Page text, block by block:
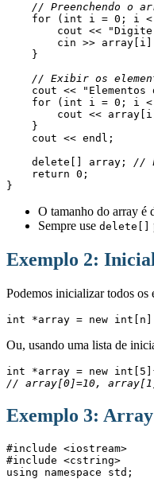
// Preenchendo o
for (int i = 0; i
cout <<
cin >>
    }
// Exibir os
cout <<
for (int i = 0; i
cout <<
    }
    cout << endl;
    delete[] array;
//
    return 0;
}
O tamanho do array é
Sempre use delete[]
Exemplo 2:
Podemos inicializar todos os
int *array = new
Ou, usando uma lista de
int *array = new
// array[0]=10,
Exemplo 3:
#include <iostream>
#include <cstring>
using namespace std;